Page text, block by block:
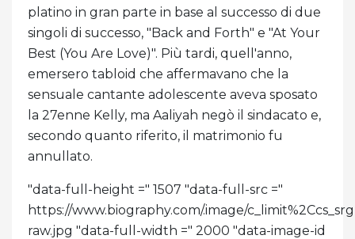
platino in gran parte in base al successo di due
singoli di successo, "Back and Forth" e "At Your
Best (You Are Love)". Più tardi, quell'anno,
emersero tabloid che affermavano che la
sensuale cantante adolescente aveva sposato
la 27enne Kelly, ma Aaliyah negò il sindacato e,
secondo quanto riferito, il matrimonio fu
annullato.
"data-full-height =" 1507 "data-full-src ="
https://www.biography.com/.image/
raw.jpg "data-full-width =" 2000 "data-image-id